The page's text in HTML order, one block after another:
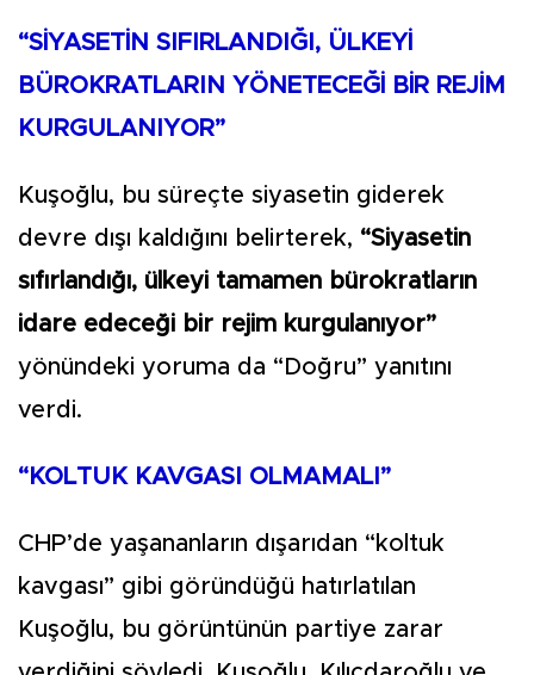
“SİYASETİN SIFIRLANDIĞI, ÜLKEYİ
BÜROKRATLARIN YÖNETECEĞİ BİR REJİM
KURGULANIYOR”
Kuşoğlu, bu süreçte siyasetin giderek
devre dışı kaldığını belirterek, “Siyasetin
sıfırlandığı, ülkeyi tamamen bürokratların
idare edeceği bir rejim kurgulanıyor”
yönündeki yoruma da “Doğru” yanıtını
verdi.
“KOLTUK KAVGASI OLMAMALI”
CHP’de yaşananların dışarıdan “koltuk
kavgası” gibi göründüğü hatırlatılan
Kuşoğlu, bu görüntünün partiye zarar